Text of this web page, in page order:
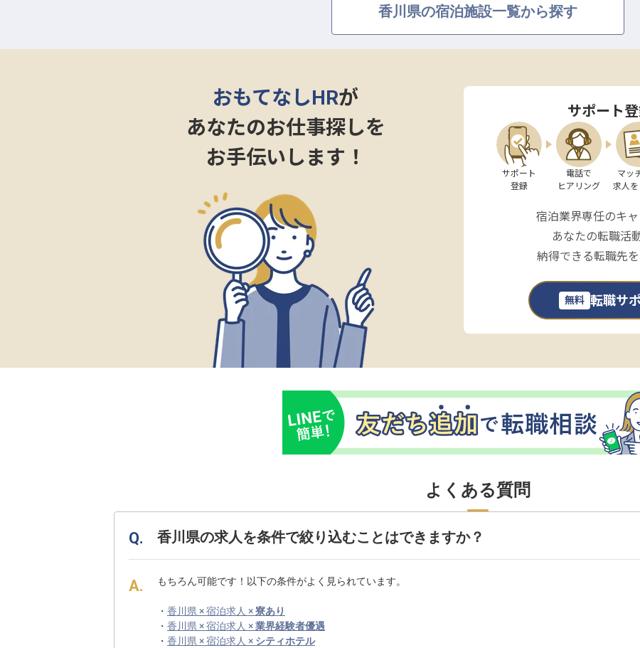
香川県の宿泊施設一覧から探す
おもてなしHRが
あなたのお仕事探しを
お手伝いします！
サポート
サポート
登録
電話で
ヒアリング
マッ
求人
宿泊業界専任のキ
あなたの転職活
納得できる転職先を
無料 転職サ
よくある質問
香川県の求人を条件で絞り込むことはできますか？
もちろん可能です！以下の条件がよく見られています。
・ 香川県 × 宿泊求人 ×寮あり
・ 香川県 × 宿泊求人 ×業界経験者優遇
・ 香川県 × 宿泊求人 × シティホテル